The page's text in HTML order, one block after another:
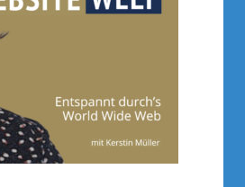
INGE T